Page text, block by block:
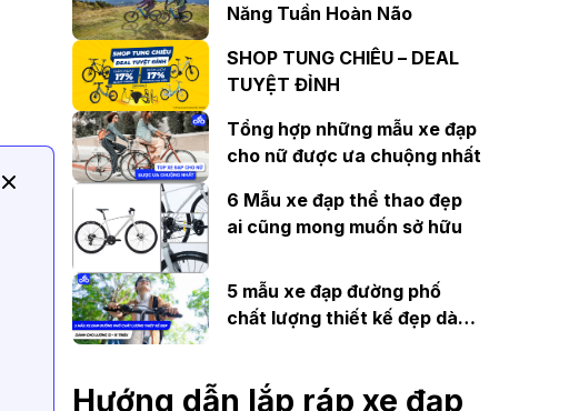
Năng Tuần Hoàn Não
SHOP TUNG CHIÊU – DEAL
TUYỆT ĐỈNH
Tổng hợp những mẫu xe đạp
cho nữ được ưa chuộng nhất
6 Mẫu xe đạp thể thao đẹp
ai cũng mong muốn sở hữu
5 mẫu xe đạp đường phố
chất lượng thiết kế đẹp dành
Hướng dẫn lắp ráp xe đạp